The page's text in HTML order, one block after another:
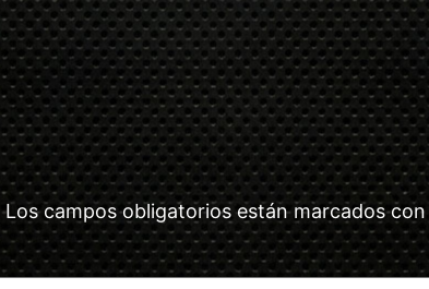
Los campos obligatorios están marcados